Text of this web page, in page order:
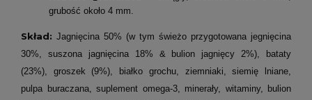
grubość około 4 mm.
Skład: Jagnięcina 50% (w tym świeżo przygotowana jegnięcina
30%, suszona jagnięcina 18% & bulion jagnięcy 2%), bataty
(23%), groszek (9%), białko grochu, ziemniaki, siemię lniane,
pulpa buraczana, suplement omega-3, minerały, witaminy, bulion